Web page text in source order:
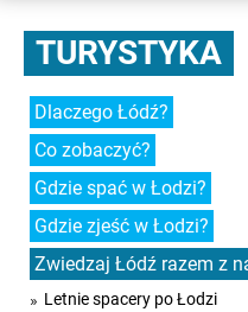
TURYSTYKA
Dlaczego Łódź?
Co zobaczyć?
Gdzie spać w Łodzi?
Gdzie zjeść w Łodzi?
Zwiedzaj Łódź razem z
Letnie spacery po Łodzi